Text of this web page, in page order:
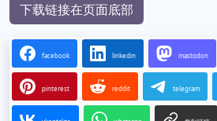
下载链接在页面底部
facebook linkedin mastodon
pinterest reddit telegram